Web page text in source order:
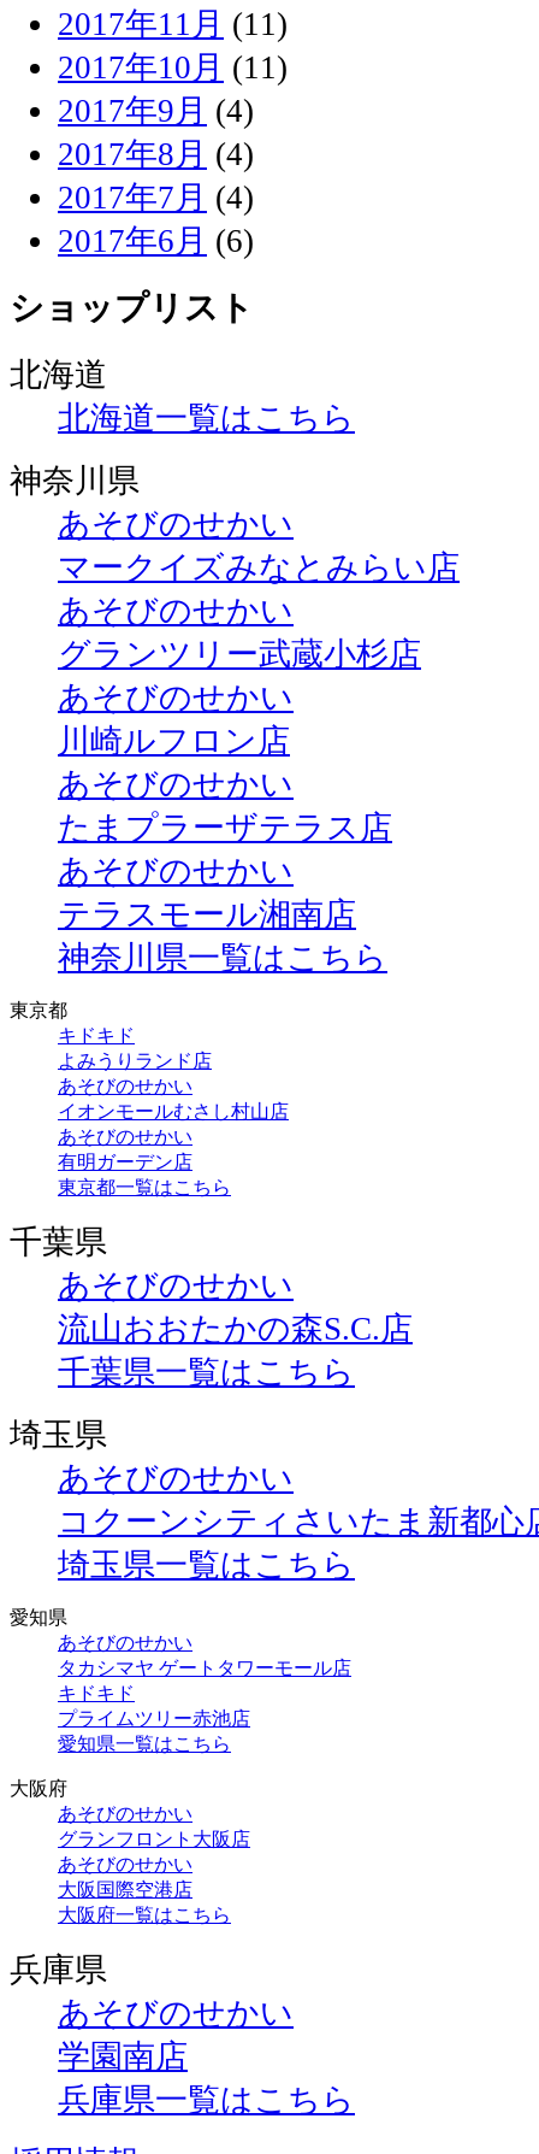
2017年11月 (11)
2017年10月 (11)
2017年9月 (4)
2017年8月 (4)
2017年7月 (4)
2017年6月 (6)
ショップリスト
北海道
北海道一覧はこちら
神奈川県
あそびのせかい
マークイズみなとみらい店
あそびのせかい
グランツリー武蔵小杉店
あそびのせかい
川崎ルフロン店
あそびのせかい
たまプラーザテラス店
あそびのせかい
テラスモール湘南店
神奈川県一覧はこちら
東京都
キドキド
よみうりランド店
あそびのせかい
イオンモールむさし村山店
あそびのせかい
有明ガーデン店
東京都一覧はこちら
千葉県
あそびのせかい
流山おおたかの森S.C.店
千葉県一覧はこちら
埼玉県
あそびのせかい
コクーンシティさいたま新都心
埼玉県一覧はこちら
愛知県
あそびのせかい
タカシマヤ ゲートタワーモール店
キドキド
プライムツリー赤池店
愛知県一覧はこちら
大阪府
あそびのせかい
グランフロント大阪店
あそびのせかい
大阪国際空港店
大阪府一覧はこちら
兵庫県
あそびのせかい
学園南店
兵庫県一覧はこちら